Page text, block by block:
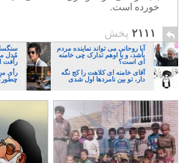
خورده است.
۲۱۱۱ پخش
آیا روحانی می تواند نماینده مردم
باشد، و یا اوهم تدارک چی خامنه
ای است؟
مُدل
رأفت
آقای خامنه ای کلاهت را کج نگه
دار، تو بین نامردها اول شدی
رأی